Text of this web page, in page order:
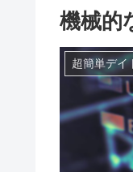
機械的
超簡単デイ